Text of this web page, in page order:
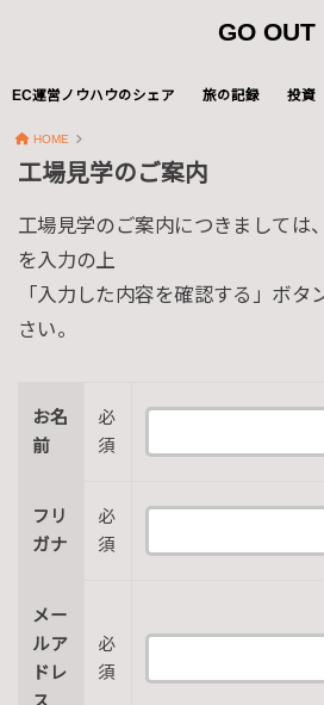
GO OUT
EC運営ノウハウのシェア 旅の記録 投資
HOME
工場見学のご案内
工場見学のご案内につきましては
を入力の上
「入力した内容を確認する」ボタ
さい。
お名
前
必
須
フリ
ガナ
必
須
メー
ルア
ドレ
ス
必
須